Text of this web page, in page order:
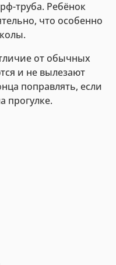
труба. Ребёнок
что особенно
от обычных
и не вылезают
поправлять, если
прогулке.